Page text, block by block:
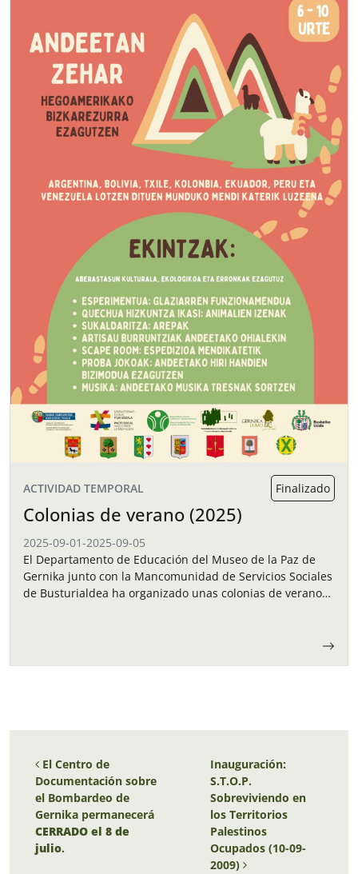
ACTIVIDAD TEMPORAL Finalizado
Colonias de verano (2025)
2025-09-01-2025-09-05
El Departamento de Educación del Museo de la Paz de
Gernika junto con la Mancomunidad de Servicios Sociales
de Busturialdea ha organizado unas colonias de verano
Navegación de entradas
El Centro de
Documentación sobre
el Bombardeo de
Gernika permanecerá
CERRADO el 8 de
julio.
Inauguración:
S.T.O.P.
Sobreviviendo en
los Territorios
Palestinos
Ocupados (10-09-
2009)